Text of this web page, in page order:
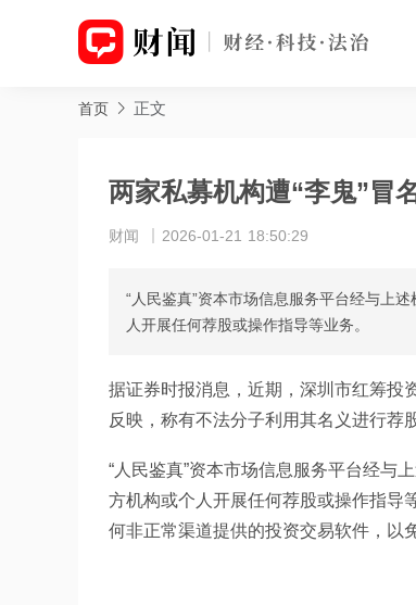
首页 正文
两家私募机构遭“李鬼”冒
财闻 2026-01-21 18:50:29
“人民鉴真”资本市场信息服务平台经与上
人开展任何荐股或操作指导等业务。
据证券时报消息，近期，深圳市红筹投
反映，称有不法分子利用其名义进行荐
“人民鉴真”资本市场信息服务平台经与
方机构或个人开展任何荐股或操作指导
何非正常渠道提供的投资交易软件，以